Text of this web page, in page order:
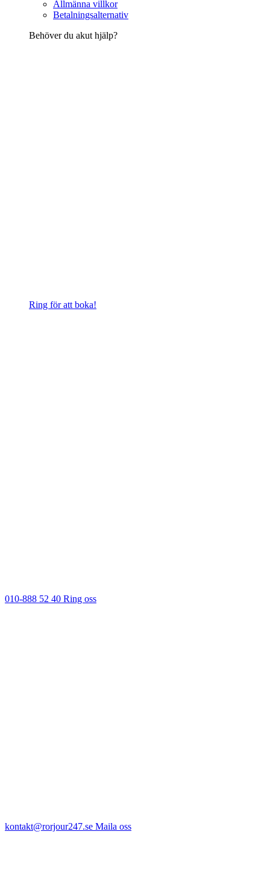
Allmänna villkor
Betalningsalternativ
Behöver du akut hjälp?
Ring för att boka!
010-888 52 40 Ring oss
kontakt@rorjour247.se Maila oss